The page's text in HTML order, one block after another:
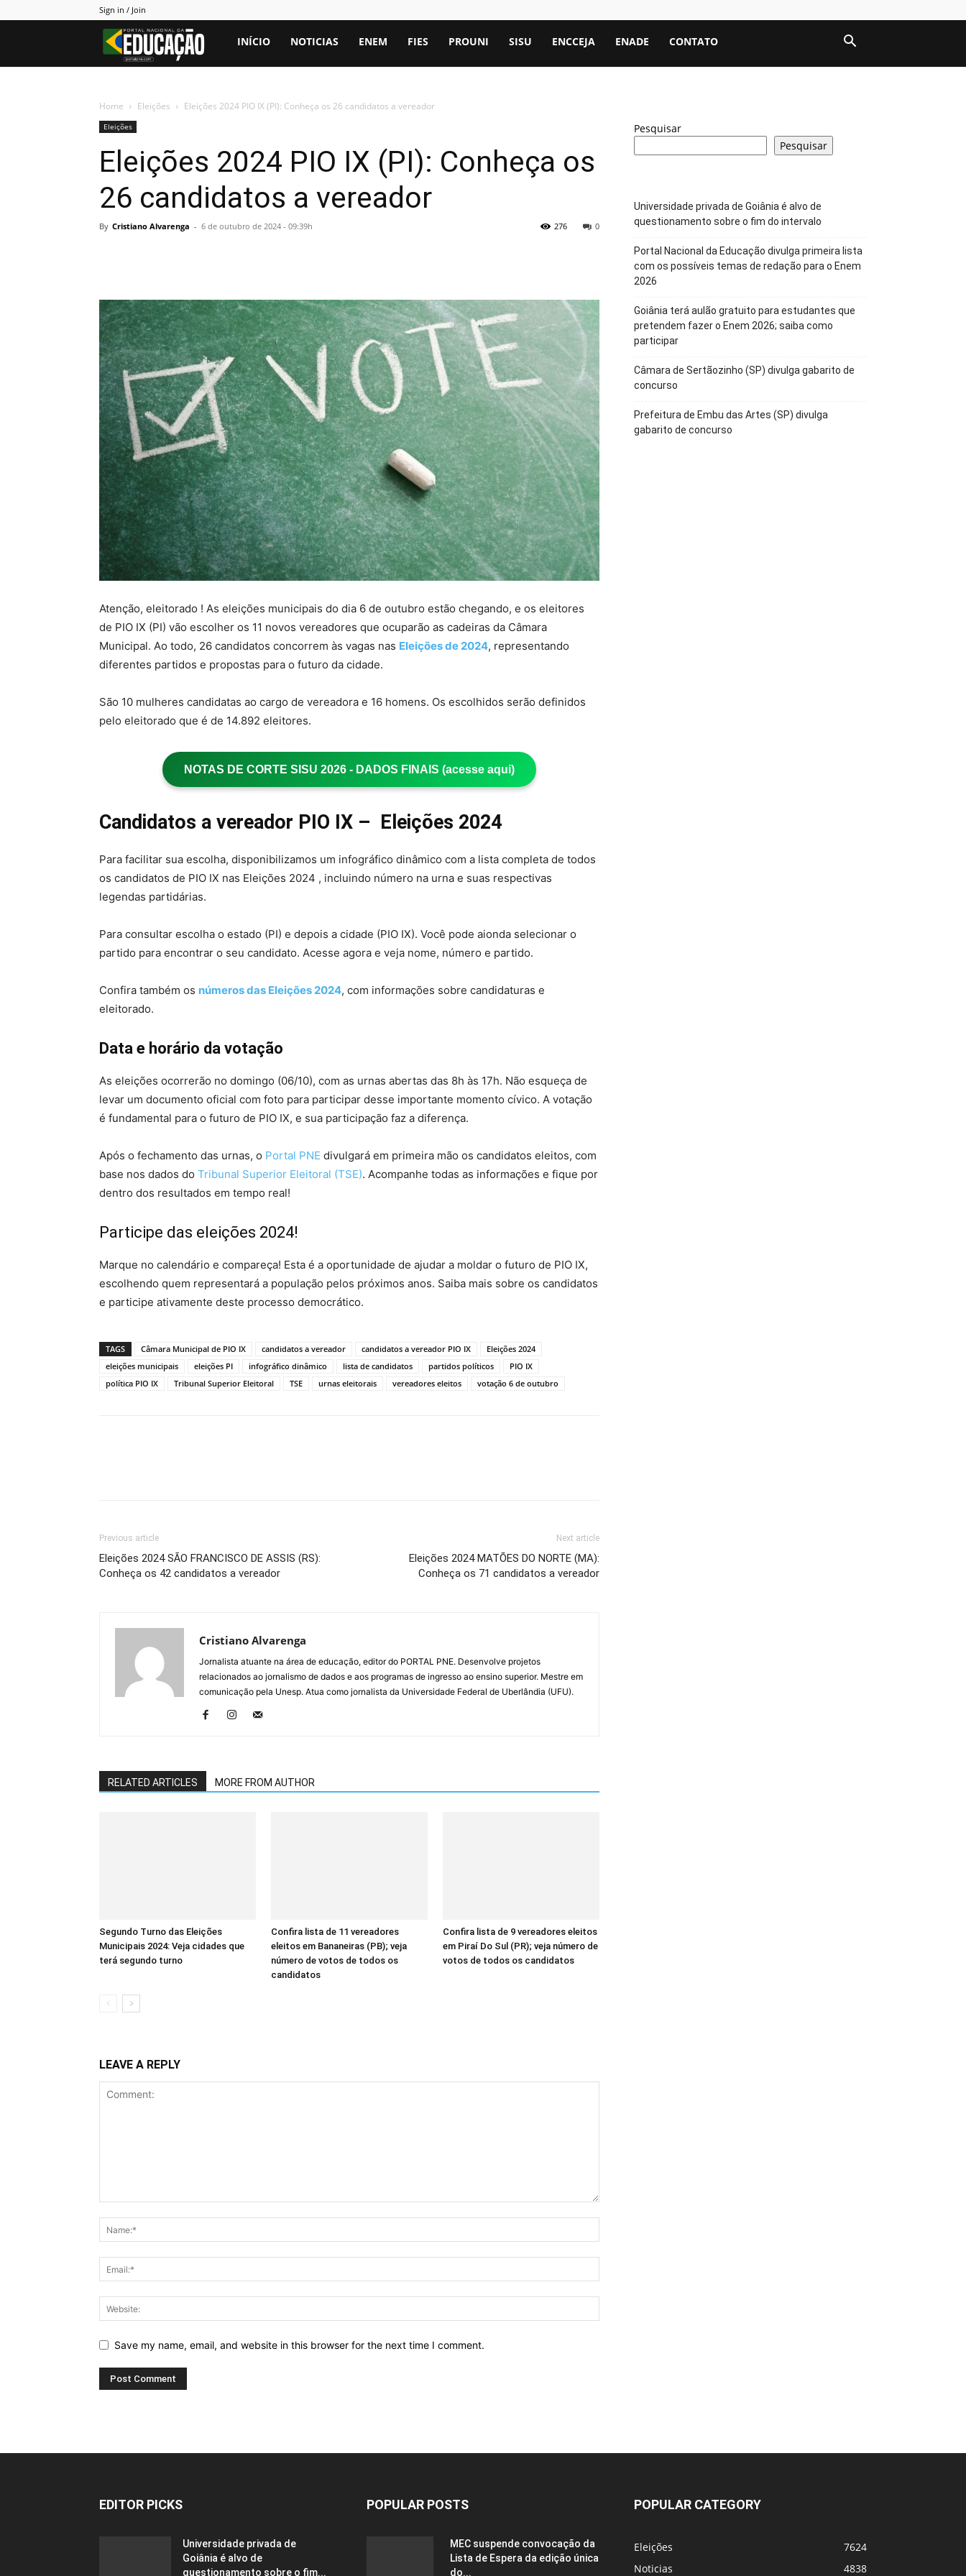
Sign in / Join
Portal
INÍCIO NOTICIAS ENEM FIES PROUNI SISU ENCCEJA ENADE CONTATO
Home Eleições Eleições 2024 PIO IX (PI): Conheça os 26 candidatos a vereador
Eleições
Eleições 2024 PIO IX (PI): Conheça os
26 candidatos a vereador
By Cristiano Alvarenga - 6 de outubro de 2024 - 09:39h 0
276
Atenção, eleitorado ! As eleições municipais do dia 6 de outubro estão chegando, e os eleitores
de PIO IX (PI) vão escolher os 11 novos vereadores que ocuparão as cadeiras da Câmara
Municipal. Ao todo, 26 candidatos concorrem às vagas nas Eleições de 2024, representando
diferentes partidos e propostas para o futuro da cidade.
São 10 mulheres candidatas ao cargo de vereadora e 16 homens. Os escolhidos serão definidos
pelo eleitorado que é de 14.892 eleitores.
NOTAS DE CORTE SISU 2026 - DADOS FINAIS (acesse aqui)
Candidatos a vereador PIO IX – Eleições 2024
Para facilitar sua escolha, disponibilizamos um infográfico dinâmico com a lista completa de todos
os candidatos de PIO IX nas Eleições 2024 , incluindo número na urna e suas respectivas
legendas partidárias.
Para consultar escolha o estado (PI) e depois a cidade (PIO IX). Você pode aionda selecionar o
partido para encontrar o seu candidato. Acesse agora e veja nome, número e partido.
Confira também os números das Eleições 2024, com informações sobre candidaturas e
eleitorado.
Data e horário da votação
As eleições ocorrerão no domingo (06/10), com as urnas abertas das 8h às 17h. Não esqueça de
levar um documento oficial com foto para participar desse importante momento cívico. A votação
é fundamental para o futuro de PIO IX, e sua participação faz a diferença.
Após o fechamento das urnas, o Portal PNE divulgará em primeira mão os candidatos eleitos, com
base nos dados do Tribunal Superior Eleitoral (TSE). Acompanhe todas as informações e fique por
dentro dos resultados em tempo real!
Participe das eleições 2024!
Marque no calendário e compareça! Esta é a oportunidade de ajudar a moldar o futuro de PIO IX,
escolhendo quem representará a população pelos próximos anos. Saiba mais sobre os candidatos
e participe ativamente deste processo democrático.
TAGS Câmara Municipal de PIO IX candidatos a vereador candidatos a vereador PIO IX
Eleições 2024
eleições municipais
eleições PI infográfico dinâmico lista de candidatos partidos políticos
PIO IX
política PIO IX
Tribunal Superior Eleitoral TSE urnas eleitorais vereadores eleitos votação 6 de outubro
Previous article
Eleições 2024 SÃO FRANCISCO DE ASSIS (RS):
Conheça os 42 candidatos a vereador
Next article
Eleições 2024 MATÕES DO NORTE (MA):
Conheça os 71 candidatos a vereador
Cristiano Alvarenga
Jornalista atuante na área de educação, editor do PORTAL PNE. Desenvolve projetos
relacionados ao jornalismo de dados e aos programas de ingresso ao ensino superior. Mestre em
comunicação pela Unesp. Atua como jornalista da Universidade Federal de Uberlândia (UFU).
RELATED ARTICLES MORE FROM AUTHOR
Segundo Turno das Eleições
Municipais 2024: Veja cidades que
terá segundo turno
Confira lista de 11 vereadores
eleitos em Bananeiras (PB); veja
número de votos de todos os
candidatos
Confira lista de 9 vereadores eleitos
em Piraí Do Sul (PR); veja número de
votos de todos os candidatos
LEAVE A REPLY
Save my name, email, and website in this browser for the next time I comment.
Pesquisar
Pesquisar
Universidade privada de Goiânia é alvo de
questionamento sobre o fim do intervalo
Portal Nacional da Educação divulga primeira lista
com os possíveis temas de redação para o Enem
2026
Goiânia terá aulão gratuito para estudantes que
pretendem fazer o Enem 2026; saiba como
participar
Câmara de Sertãozinho (SP) divulga gabarito de
concurso
Prefeitura de Embu das Artes (SP) divulga
gabarito de concurso
EDITOR PICKS
Universidade privada de
Goiânia é alvo de
questionamento sobre o fim...
POPULAR POSTS
MEC suspende convocação da
Lista de Espera da edição única
do...
POPULAR CATEGORY
Eleições
7624
Noticias
4838